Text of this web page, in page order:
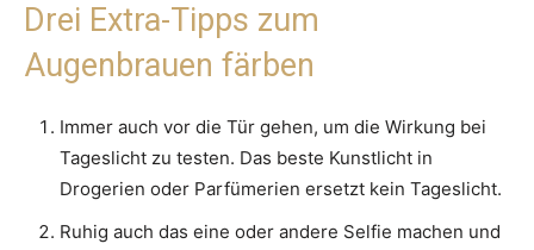
Drei Extra-Tipps zum
Augenbrauen färben
Immer auch vor die Tür gehen, um die Wirkung bei
Tageslicht zu testen. Das beste Kunstlicht in
Drogerien oder Parfümerien ersetzt kein Tageslicht.
Ruhig auch das eine oder andere Selfie machen und